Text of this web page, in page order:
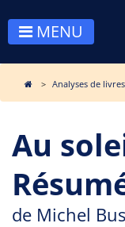
MENU
Analyses de livres
Au
de Michel